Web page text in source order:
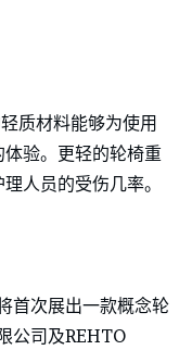
质材料能够为使用
验。更轻的轮椅重
人员的受伤几率。
首次展出一款概念轮
公司及REHTO